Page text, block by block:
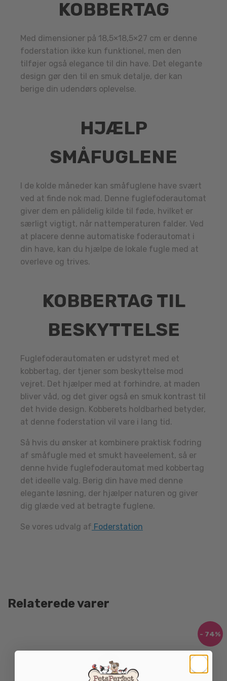
KOBBERTAG
Med dimensioner på 18,5×18,5×27 cm er denne
foderstation ikke kun funktionel, men den
tilføjer også elegance til din have. Det elegante
design gør den til en smuk detalje, der kan
berige din udendørs oplevelse.
HJÆLP
SMÅFUGLENE
I de kolde måneder kan småfuglene have svært
ved at finde nok mad. Denne fuglefoderautomat
giver dem en pålidelig kilde til føde, hvilket er
særligt vigtigt, når nattemperaturen falder. Ved
at placere denne automatiske foderautomat i
din have, kan du hjælpe de lokale fugle med at
overleve og trives.
KOBBERTAG TIL
BESKYTTELSE
Fuglefoderautomaten er udstyret med et
kobbertag, der tjener som beskyttelse mod
vejret. Det hjælper med at forhindre, at maden
bliver våd, og det giver også en smuk kontrast til
det hvide design. Kobberets holdbarhed betyder,
at denne foderstation vil vare i lang tid.
Så hvis du ønsker at kombinere praktisk fodring
af småfugle med et smukt haveelement, så er
denne hvide fuglefoderautomat med kobbertag
det ideelle valg. Berig din have med denne
elegante løsning, der hjælper naturen og giver
dig glæde ved at betragte fuglene.
Se vores udvalg af Foderstation
Relaterede varer
- 74%